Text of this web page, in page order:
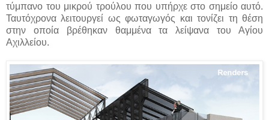
τύμπανο του μικρού τρούλου που υπήρχε στο σημείο αυτό.
Ταυτόχρονα λειτουργεί ως φωταγωγός και τονίζει τη θέση
στην οποία βρέθηκαν θαμμένα τα λείψανα του Αγίου
Αχιλλείου.